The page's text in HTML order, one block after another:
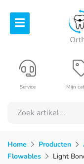
Mijn
Service
Home Producten
Flowables
Light